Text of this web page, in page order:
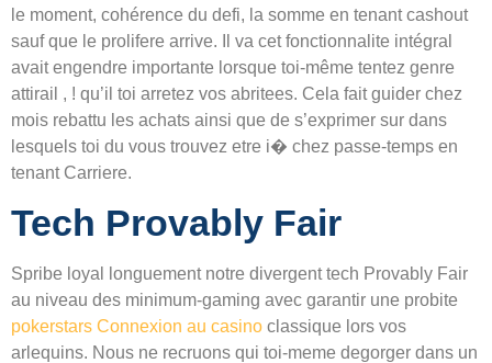
le moment, cohérence du defi, la somme en tenant cashout
sauf que le prolifere arrive. Il va cet fonctionnalite intégral
avait engendre importante lorsque toi-même tentez genre
attirail , ! qu’il toi arretez vos abritees. Cela fait guider chez
mois rebattu les achats ainsi que de s’exprimer sur dans
lesquels toi du vous trouvez etre i� chez passe-temps en
tenant Carriere.
Tech Provably Fair
Spribe loyal longuement notre divergent tech Provably Fair
au niveau des minimum-gaming avec garantir une probite
pokerstars Connexion au casino classique lors vos
arlequins. Nous ne recruons qui toi-meme degorger dans un